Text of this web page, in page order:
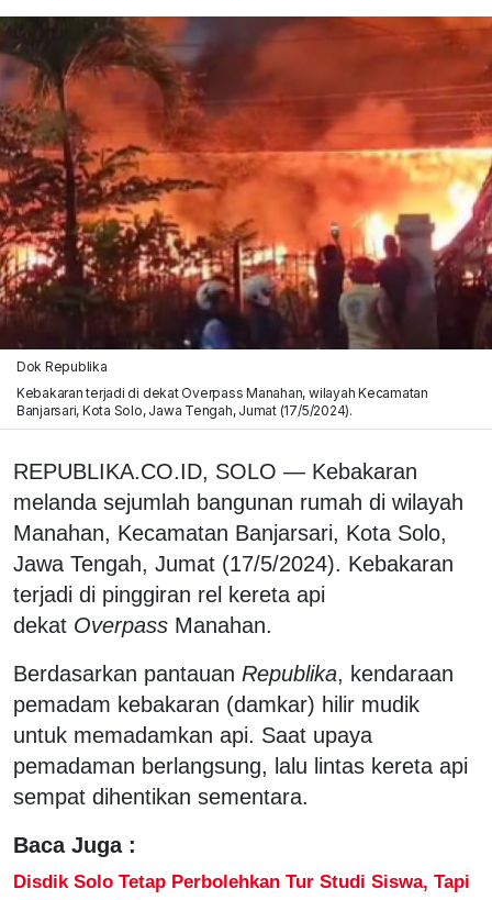
Dok Republika
Kebakaran terjadi di dekat Overpass Manahan, wilayah Kecamatan
Banjarsari, Kota Solo, Jawa Tengah, Jumat (17/5/2024).
REPUBLIKA.CO.ID, SOLO — Kebakaran
melanda sejumlah bangunan rumah di wilayah
Manahan, Kecamatan Banjarsari, Kota Solo,
Jawa Tengah, Jumat (17/5/2024). Kebakaran
terjadi di pinggiran rel kereta api
dekat Overpass Manahan.
Berdasarkan pantauan Republika, kendaraan
pemadam kebakaran (damkar) hilir mudik
untuk memadamkan api. Saat upaya
pemadaman berlangsung, lalu lintas kereta api
sempat dihentikan sementara.
Baca Juga :
Disdik Solo Tetap Perbolehkan Tur Studi Siswa, Tapi